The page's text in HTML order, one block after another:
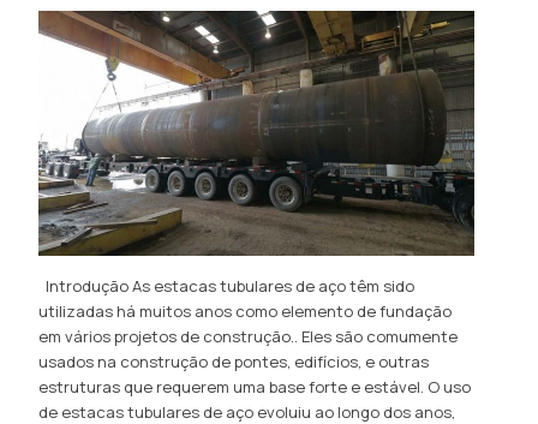
Introdução As estacas tubulares de aço têm sido
utilizadas há muitos anos como elemento de fundação
em vários projetos de construção.. Eles são comumente
usados ​​na construção de pontes, edifícios, e outras
estruturas que requerem uma base forte e estável. O uso
de estacas tubulares de aço evoluiu ao longo dos anos,